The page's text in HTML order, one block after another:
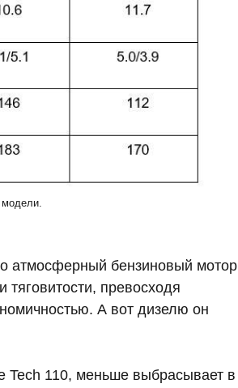
модели.
атмосферный бензиновый мотор
превосходя
А вот дизелю он
Tech 110, меньше выбрасывает в